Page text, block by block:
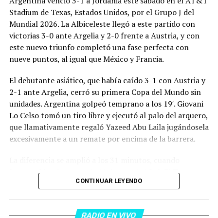
Stadium de Texas, Estados Unidos, por el Grupo J del
Mundial 2026. La Albiceleste llegó a este partido con
victorias 3-0 ante Argelia y 2-0 frente a Austria, y con
este nuevo triunfo completó una fase perfecta con
nueve puntos, al igual que México y Francia.
El debutante asiático, que había caído 3-1 con Austria y
2-1 ante Argelia, cerró su primera Copa del Mundo sin
unidades. Argentina golpeó temprano a los 19′. Giovani
Lo Celso tomó un tiro libre y ejecutó al palo del arquero,
que llamativamente regaló Yazeed Abu Laila jugándosela
excesivamente a un remate por encima de la barrera.
Lautaro Martínez convirtió de penal el 2-0. El Toro
anotó su primer gol en Copas del Mundo, tras no
dentro del área sobre Marcos Senesi, que intentó ir a
CONTINUAR LEYENDO
RADIO EN VIVO